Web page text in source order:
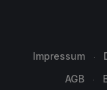
Impressum
AGB